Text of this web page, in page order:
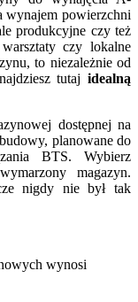
wynajem powierzchni
produkcyjne czy też
czy lokalne
to niezależnie od
tutaj idealną
dostępnej na
planowane do
BTS. Wybierz
magazyn.
nigdy nie był tak
wynosi